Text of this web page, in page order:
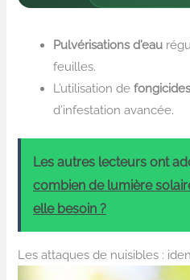
Pulvérisations d’eau
feuilles.
L’utilisation de
d’infestation avancée.
Les autres lecteurs ont
combien de lumière
elle besoin ?
Les attaques de nuisibles :